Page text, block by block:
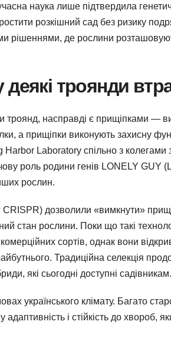
наука лише підтвердила
розкішний сад без ризику
рішеннями, де рослини
деякі троянди
насправді є прищіпками —
а прищіпки виконують захисну
Harbor Laboratory спільно з колегами
роль родини генів LONELY GUY
рослин.
дозволили «вимкнути»
стан рослини. Поки що такі
сортів, однак вони
Традиційна селекція
які сьогодні доступні садівникам.
українського клімату. Багато
і стійкість до хвороб,